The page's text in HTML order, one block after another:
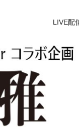
LIVE配